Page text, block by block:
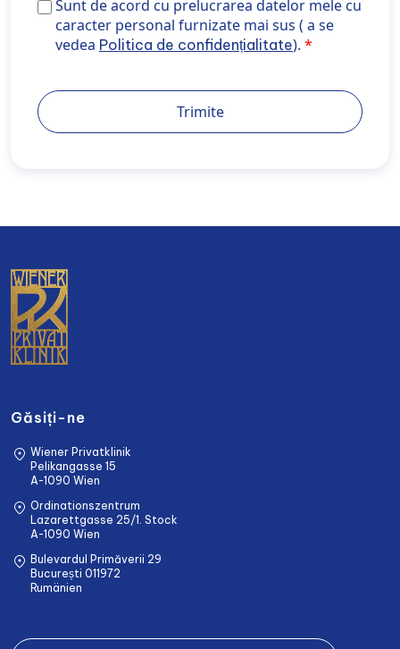
Sunt de acord cu prelucrarea datelor mele cu
personal furnizate mai sus ( a se vedea <a
href="https://wiener-privatklinik.com/ro/politica-de-
Sunt de acord cu prelucrarea datelor mele cu
caracter personal furnizate mai sus ( a se
vedea Politica de confidențialitate).
Trimite
Găsiți-ne
Wiener Privatklinik
Pelikangasse 15
A-1090 Wien
Ordinationszentrum
Lazarettgasse 25/1. Stock
A-1090 Wien
Bulevardul Primăverii 29
București 011972
Rumänien